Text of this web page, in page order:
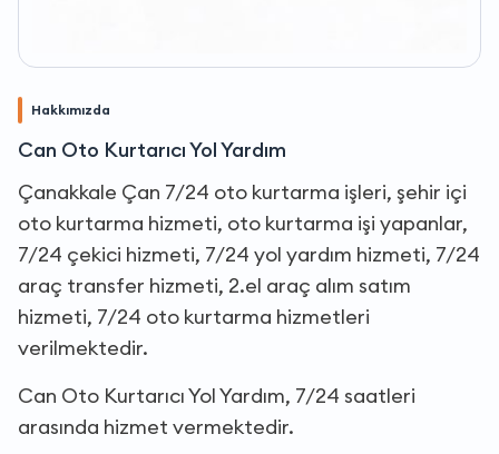
Hakkımızda
Can Oto Kurtarıcı Yol Yardım
Çanakkale Çan 7/24 oto kurtarma işleri, şehir içi
oto kurtarma hizmeti, oto kurtarma işi yapanlar,
7/24 çekici hizmeti, 7/24 yol yardım hizmeti, 7/24
araç transfer hizmeti, 2.el araç alım satım
hizmeti, 7/24 oto kurtarma hizmetleri
verilmektedir.
Can Oto Kurtarıcı Yol Yardım, 7/24 saatleri
arasında hizmet vermektedir.